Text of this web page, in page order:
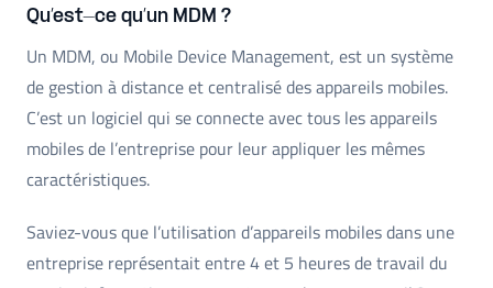
Qu’est-ce qu’un MDM ?
Un MDM, ou Mobile Device Management, est un système
de gestion à distance et centralisé des appareils mobiles.
C’est un logiciel qui se connecte avec tous les appareils
mobiles de l’entreprise pour leur appliquer les mêmes
caractéristiques.
Saviez-vous que l’utilisation d’appareils mobiles dans une
entreprise représentait entre 4 et 5 heures de travail du